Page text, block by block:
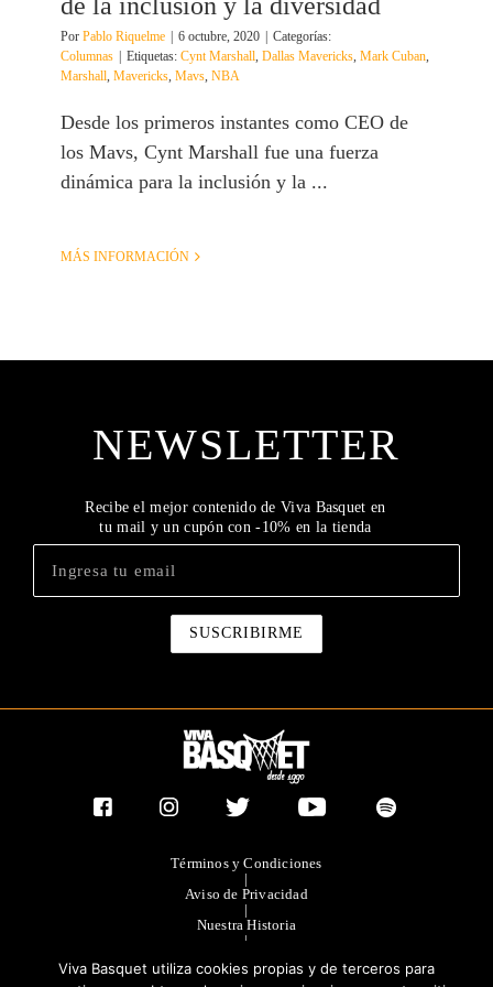
Por Pablo Riquelme | 6 octubre, 2020 | Categorías:
Columnas | Etiquetas: Cynt Marshall Dallas Mavericks Mark Cuban
Marshall Mavericks Mavs NBA
Desde los primeros instantes como CEO de
los Mavs, Cynt Marshall fue una fuerza
dinámica para la inclusión y la ...
MÁS INFORMACIÓN
NEWSLETTER
Recibe el mejor contenido de Viva Basquet en
tu mail y un cupón con -10% en la tienda
Términos y Condiciones
|
Aviso de Privacidad
|
Nuestra Historia
|
|
Viva Basquet utiliza cookies propias y de terceros para